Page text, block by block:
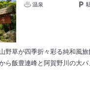
温泉
野草が四季折々彩る純和風
ら飯豊連峰と阿賀野川の大